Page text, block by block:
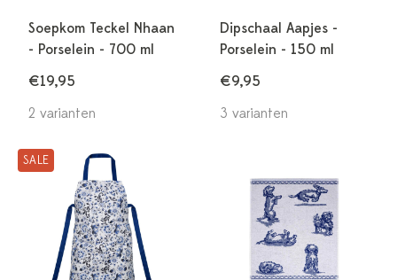
Soepkom Teckel Nhaan
- Porselein - 700 ml
€19,95
2 varianten
Dipschaal Aapjes -
Porselein - 150 ml
€9,95
3 varianten
SALE